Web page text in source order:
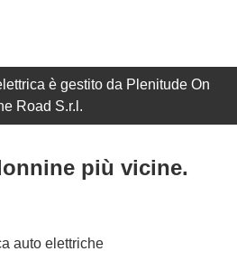
è gestito da Plenitude On
Road S.r.l.
più vicine.
auto elettriche